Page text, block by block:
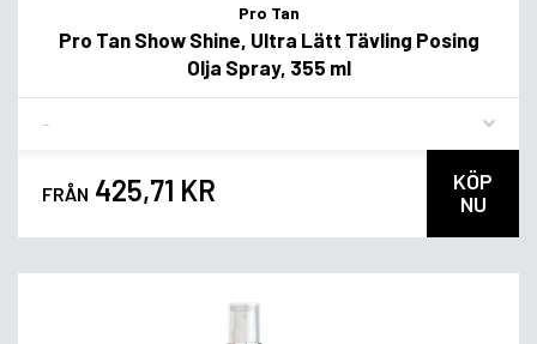
Pro Tan
Pro Tan Show Shine, Ultra Lätt Tävling Posing
Olja Spray, 355 ml
FRÅN 425,71 KR
KÖP
NU